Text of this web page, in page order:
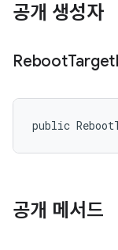
공개 생성자
RebootTarget
public
공개 메서드